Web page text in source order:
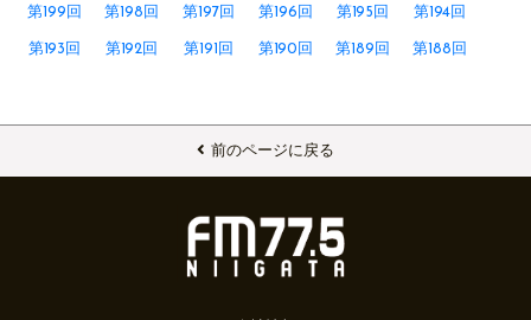
第199回 第198回 第197回 第196回 第195回 第194回
第193回 第192回 第191回 第190回 第189回 第188回
前のページに戻る